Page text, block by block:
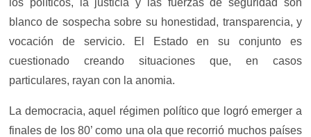
los políticos, la justicia y las fuerzas de seguridad son
blanco de sospecha sobre su honestidad, transparencia, y
vocación de servicio. El Estado en su conjunto es
cuestionado creando situaciones que, en casos
particulares, rayan con la anomia.
La democracia, aquel régimen político que logró emerger a
finales de los 80’ como una ola que recorrió muchos países